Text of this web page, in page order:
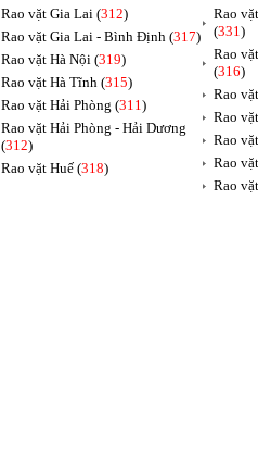
Rao vặt Gia Lai (312)
Rao vặt Gia Lai - Bình Định (317)
Rao vặt Hà Nội (319)
Rao vặt Hà Tĩnh (315)
Rao vặt Hải Phòng (311)
Rao vặt Hải Phòng - Hải Dương
(312)
Rao vặt Huế (318)
Rao
(331)
Rao
(316)
Rao
Rao
Rao
Rao
Rao